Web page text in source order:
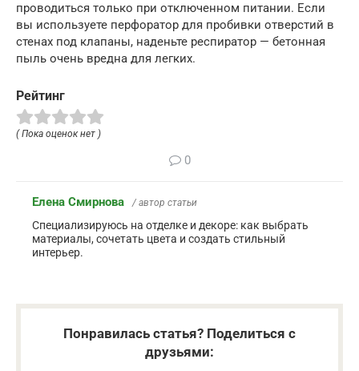
проводиться только при отключенном питании. Если
вы используете перфоратор для пробивки отверстий в
стенах под клапаны, наденьте респиратор — бетонная
пыль очень вредна для легких.
Рейтинг
( Пока оценок нет )
0
Елена Смирнова / автор статьи
Специализируюсь на отделке и декоре: как выбрать
материалы, сочетать цвета и создать стильный
интерьер.
Понравилась статья? Поделиться с
друзьями: